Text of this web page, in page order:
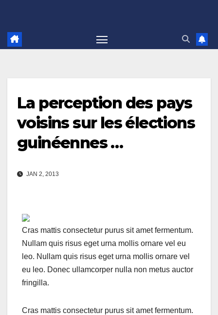
La perception des pays
voisins sur les élections
guinéennes …
JAN 2, 2013
Cras mattis consectetur purus sit amet fermentum.
Nullam quis risus eget urna mollis ornare vel eu
leo. Nullam quis risus eget urna mollis ornare vel
eu leo. Donec ullamcorper nulla non metus auctor
fringilla.
Cras mattis consectetur purus sit amet fermentum.